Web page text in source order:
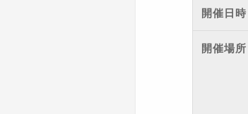
開催日時
開催場所